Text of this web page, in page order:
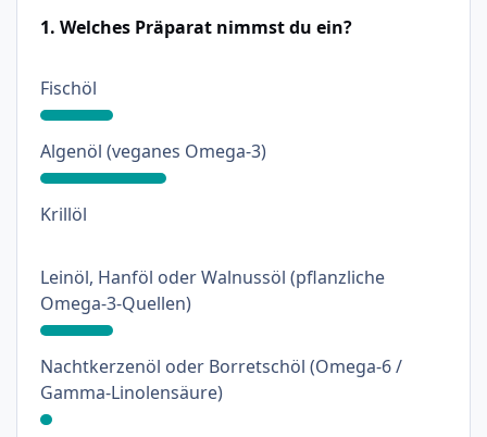
1. Welches Präparat nimmst du ein?
Fischöl: 18%
Algenöl (veganes Omega-3): 31%
Krillöl: 0%
Leinöl, Hanföl oder Walnussöl (pflanzliche
Omega-3-Quellen): 18%
Nachtkerzenöl oder Borretschöl (Omega-6 /
Gamma-Linolensäure): 3%